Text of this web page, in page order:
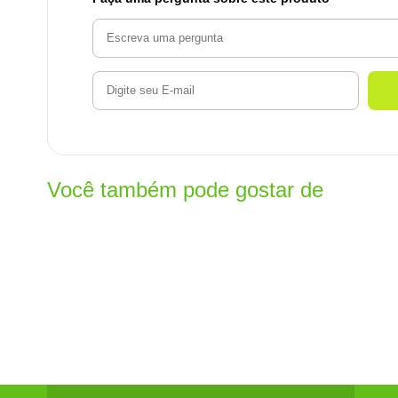
Você também pode gostar de